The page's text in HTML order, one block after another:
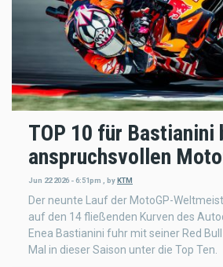
TOP 10 für Bastianini
anspruchsvollen
Jun 22 2026 - 6:51pm byKTM
Der neunte Lauf der MotoGP-
auf den 14 fließenden Kurven des
Enea Bastianini fuhr mit seiner Red
Mal in dieser Saison unter die Top Ten.